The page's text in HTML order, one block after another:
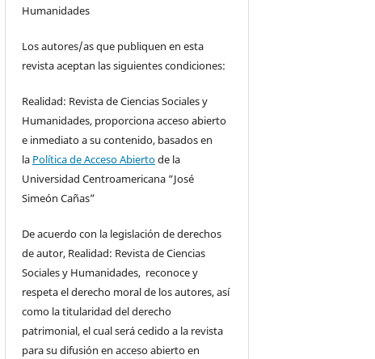
Humanidades
Los autores/as que publiquen en esta
revista aceptan las siguientes condiciones:
Realidad: Revista de Ciencias Sociales y
Humanidades, proporciona acceso abierto
e inmediato a su contenido, basados en
la Política de Acceso Abiertode la
Universidad Centroamericana “José
Simeón Cañas”
De acuerdo con la legislación de derechos
de autor, Realidad: Revista de Ciencias
Sociales y Humanidades, reconoce y
respeta el derecho moral de los autores, así
como la titularidad del derecho
patrimonial, el cual será cedido a la revista
para su difusión en acceso abierto en